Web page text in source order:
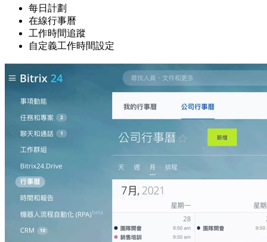
每日計劃
在線行事曆
工作時間追蹤
自定義工作時間設定